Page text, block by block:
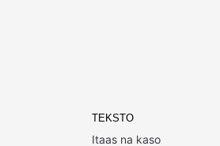
TEKSTO
Itaas na kaso